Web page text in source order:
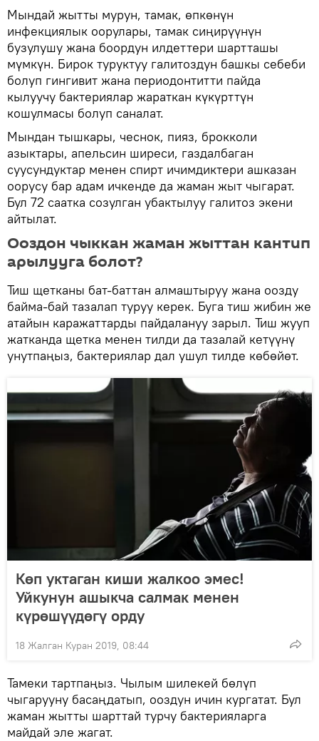
Мындай жытты мурун, тамак, өпкөнүн
инфекциялык оорулары, тамак сиңирүүнүн
бузулушу жана боордун илдеттери шартташы
мүмкүн. Бирок туруктуу галитоздун башкы себеби
болуп гингивит жана периодонтитти пайда
кылуучу бактериялар жараткан күкүрттүн
кошулмасы болуп саналат.
Мындан тышкары, чеснок, пияз, брокколи
азыктары, апельсин ширеси, газдалбаган
суусундуктар менен спирт ичимдиктери ашказан
оорусу бар адам ичкенде да жаман жыт чыгарат.
Бул 72 саатка созулган убактылуу галитоз экени
айтылат.
Ооздон чыккан жаман жыттан кантип
арылууга болот?
Тиш щетканы бат-баттан алмаштыруу жана оозду
байма-бай тазалап туруу керек. Буга тиш жибин же
атайын каражаттарды пайдалануу зарыл. Тиш жууп
жатканда щетка менен тилди да тазалай кетүүнү
унутпаңыз, бактериялар дал ушул тилде көбөйөт.
Көп уктаган киши жалкоо эмес!
Уйкунун ашыкча салмак менен
күрөшүүдөгү орду
18 Жалган Куран 2019, 08:44
Тамеки тартпаңыз. Чылым шилекей бөлүп
чыгарууну басаңдатып, ооздун ичин кургатат. Бул
жаман жытты шарттай турчу бактерияларга
майдай эле жагат.